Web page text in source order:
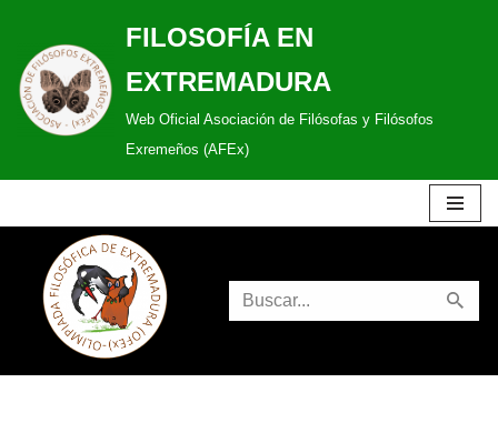
Saltar
al
contenido
FILOSOFÍA EN
EXTREMADURA
Web Oficial Asociación de Filósofas y Filósofos
Exremeños (AFEx)